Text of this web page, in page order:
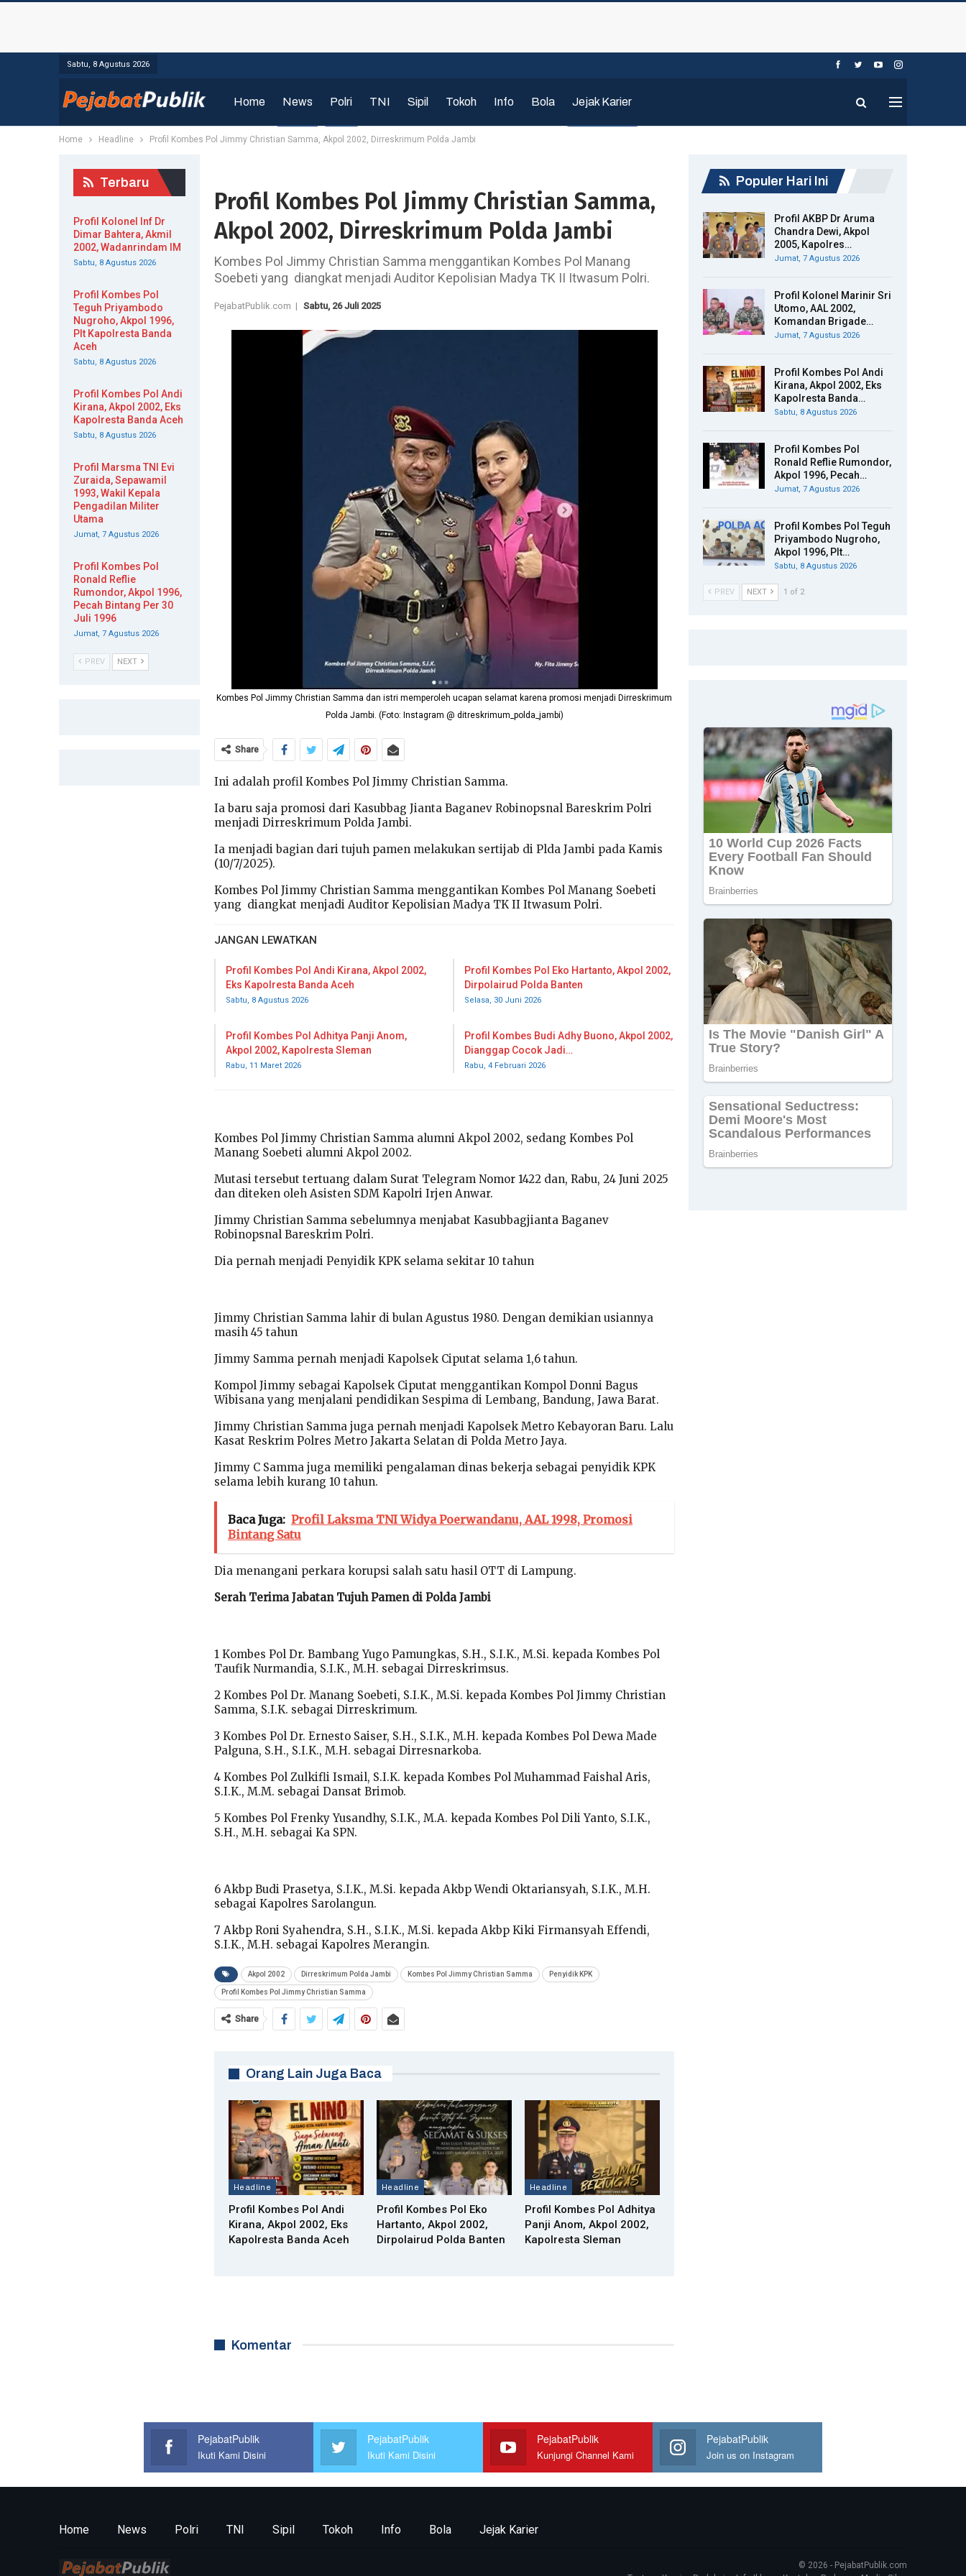
Sabtu, 8 Agustus 2026
Home News Polri TNI Sipil Tokoh Info Bola Jejak Karier
Home Headline Profil Kombes Pol Jimmy Christian Samma, Akpol 2002, Dirreskrimum Polda Jambi
Profil Kombes Pol Jimmy Christian Samma,
Akpol 2002, Dirreskrimum Polda Jambi
Kombes Pol Jimmy Christian Samma menggantikan Kombes Pol Manang
Soebeti yang diangkat menjadi Auditor Kepolisian Madya TK II Itwasum Polri.
PejabatPublik.com | Sabtu, 26 Juli 2025
Kombes Pol Jimmy Christian Samma dan istri memperoleh ucapan selamat karena promosi menjadi Dirreskrimum
Polda Jambi. (Foto: Instagram @ ditreskrimum_polda_jambi)
Share
Ini adalah profil Kombes Pol Jimmy Christian Samma.
Ia baru saja promosi dari Kasubbag Jianta Baganev Robinopsnal Bareskrim Polri
menjadi Dirreskrimum Polda Jambi.
Ia menjadi bagian dari tujuh pamen melakukan sertijab di Plda Jambi pada Kamis
(10/7/2025).
Kombes Pol Jimmy Christian Samma menggantikan Kombes Pol Manang Soebeti
yang diangkat menjadi Auditor Kepolisian Madya TK II Itwasum Polri.
JANGAN LEWATKAN
Profil Kombes Pol Andi Kirana, Akpol 2002,
Eks Kapolresta Banda Aceh
Sabtu, 8 Agustus 2026
Profil Kombes Pol Eko Hartanto, Akpol 2002,
Dirpolairud Polda Banten
Selasa, 30 Juni 2026
Profil Kombes Pol Adhitya Panji Anom,
Akpol 2002, Kapolresta Sleman
Rabu, 11 Maret 2026
Profil Kombes Budi Adhy Buono, Akpol 2002,
Dianggap Cocok Jadi…
Rabu, 4 Februari 2026
Kombes Pol Jimmy Christian Samma alumni Akpol 2002, sedang Kombes Pol
Manang Soebeti alumni Akpol 2002.
Mutasi tersebut tertuang dalam Surat Telegram Nomor 1422 dan, Rabu, 24 Juni 2025
dan diteken oleh Asisten SDM Kapolri Irjen Anwar.
Jimmy Christian Samma sebelumnya menjabat Kasubbagjianta Baganev
Robinopsnal Bareskrim Polri.
Dia pernah menjadi Penyidik KPK selama sekitar 10 tahun
Jimmy Christian Samma lahir di bulan Agustus 1980. Dengan demikian usiannya
masih 45 tahun
Jimmy Samma pernah menjadi Kapolsek Ciputat selama 1,6 tahun.
Kompol Jimmy sebagai Kapolsek Ciputat menggantikan Kompol Donni Bagus
Wibisana yang menjalani pendidikan Sespima di Lembang, Bandung, Jawa Barat.
Jimmy Christian Samma juga pernah menjadi Kapolsek Metro Kebayoran Baru. Lalu
Kasat Reskrim Polres Metro Jakarta Selatan di Polda Metro Jaya.
Jimmy C Samma juga memiliki pengalaman dinas bekerja sebagai penyidik KPK
selama lebih kurang 10 tahun.
Baca Juga: Profil Laksma TNI Widya Poerwandanu, AAL 1998, Promosi
Bintang Satu
Dia menangani perkara korupsi salah satu hasil OTT di Lampung.
Serah Terima Jabatan Tujuh Pamen di Polda Jambi
1 Kombes Pol Dr. Bambang Yugo Pamungkas, S.H., S.I.K., M.Si. kepada Kombes Pol
Taufik Nurmandia, S.I.K., M.H. sebagai Dirreskrimsus.
2 Kombes Pol Dr. Manang Soebeti, S.I.K., M.Si. kepada Kombes Pol Jimmy Christian
Samma, S.I.K. sebagai Dirreskrimum.
3 Kombes Pol Dr. Ernesto Saiser, S.H., S.I.K., M.H. kepada Kombes Pol Dewa Made
Palguna, S.H., S.I.K., M.H. sebagai Dirresnarkoba.
4 Kombes Pol Zulkifli Ismail, S.I.K. kepada Kombes Pol Muhammad Faishal Aris,
S.I.K., M.M. sebagai Dansat Brimob.
5 Kombes Pol Frenky Yusandhy, S.I.K., M.A. kepada Kombes Pol Dili Yanto, S.I.K.,
S.H., M.H. sebagai Ka SPN.
6 Akbp Budi Prasetya, S.I.K., M.Si. kepada Akbp Wendi Oktariansyah, S.I.K., M.H.
sebagai Kapolres Sarolangun.
7 Akbp Roni Syahendra, S.H., S.I.K., M.Si. kepada Akbp Kiki Firmansyah Effendi,
S.I.K., M.H. sebagai Kapolres Merangin.
Akpol 2002 Dirreskrimum Polda Jambi Kombes Pol Jimmy Christian Samma Penyidik KPK
Profil Kombes Pol Jimmy Christian Samma
Share
Orang Lain Juga Baca
Headline
Profil Kombes Pol Andi
Kirana, Akpol 2002, Eks
Kapolresta Banda Aceh
Headline
Profil Kombes Pol Eko
Hartanto, Akpol 2002,
Dirpolairud Polda Banten
Headline
Profil Kombes Pol Adhitya
Panji Anom, Akpol 2002,
Kapolresta Sleman
Komentar
Populer Hari Ini
Profil AKBP Dr Aruma
Chandra Dewi, Akpol
2005, Kapolres…
Jumat, 7 Agustus 2026
Profil Kolonel Marinir Sri
Utomo, AAL 2002,
Komandan Brigade…
Jumat, 7 Agustus 2026
Profil Kombes Pol Andi
Kirana, Akpol 2002, Eks
Kapolresta Banda…
Sabtu, 8 Agustus 2026
Profil Kombes Pol
Ronald Reflie Rumondor,
Akpol 1996, Pecah…
Jumat, 7 Agustus 2026
Profil Kombes Pol Teguh
Priyambodo Nugroho,
Akpol 1996, Plt…
Sabtu, 8 Agustus 2026
PREV NEXT 1 of 2
Terbaru
Profil Kolonel Inf Dr
Dimar Bahtera, Akmil
2002, Wadanrindam IM
Sabtu, 8 Agustus 2026
Profil Kombes Pol
Teguh Priyambodo
Nugroho, Akpol 1996,
Plt Kapolresta Banda
Aceh
Sabtu, 8 Agustus 2026
Profil Kombes Pol Andi
Kirana, Akpol 2002, Eks
Kapolresta Banda Aceh
Sabtu, 8 Agustus 2026
Profil Marsma TNI Evi
Zuraida, Sepawamil
1993, Wakil Kepala
Pengadilan Militer
Utama
Jumat, 7 Agustus 2026
Profil Kombes Pol
Ronald Reflie
Rumondor, Akpol 1996,
Pecah Bintang Per 30
Juli 1996
Jumat, 7 Agustus 2026
PREV NEXT
PejabatPublik
Ikuti Kami Disini
PejabatPublik
Ikuti Kami Disini
PejabatPublik
Kunjungi Channel Kami
PejabatPublik
Join us on Instagram
Home News Polri TNI Sipil Tokoh Info Bola Jejak Karier
© 2026 - PejabatPublik.com